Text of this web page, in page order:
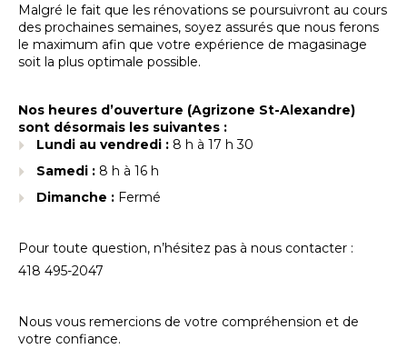
Malgré le fait que les rénovations se poursuivront au cours
des prochaines semaines, soyez assurés que nous ferons
le maximum afin que votre expérience de magasinage
soit la plus optimale possible.
Nos heures d’ouverture (Agrizone St-Alexandre)
sont désormais les suivantes :
Lundi au vendredi : 8 h à 17 h 30
Samedi : 8 h à 16 h
Dimanche : Fermé
Pour toute question, n’hésitez pas à nous contacter :
418 495-2047
Nous vous remercions de votre compréhension et de
votre confiance.